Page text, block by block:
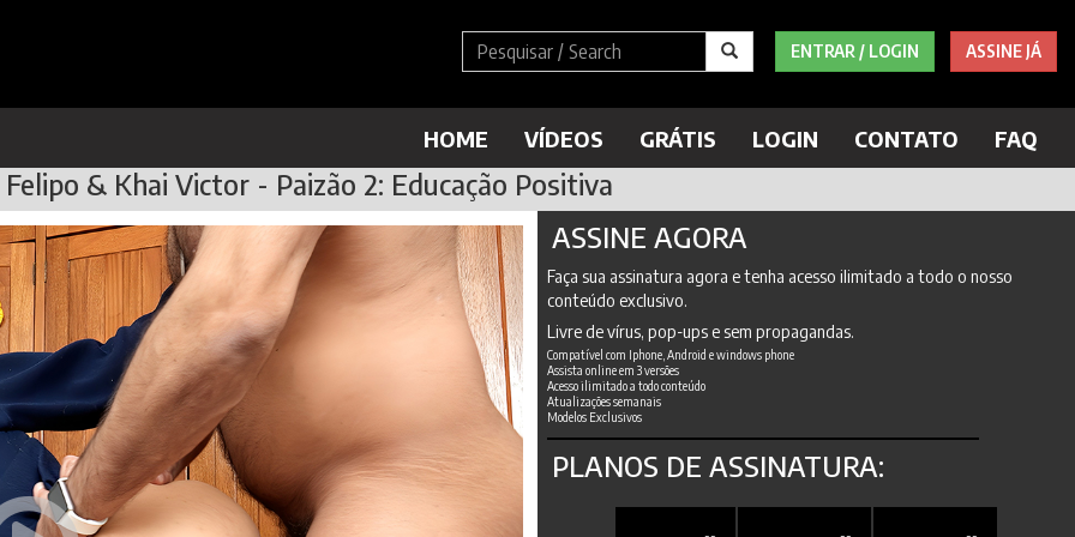
ENTRAR / LOGIN ASSINE JÁ
HOME VÍDEOS GRÁTIS LOGIN CONTATO FAQ
& Khai Victor - Paizão 2: Educação Positiva
ASSINE AGORA
Faça sua assinatura agora e tenha acesso ilimitado a todo o nosso
conteúdo exclusivo.
Livre de vírus, pop-ups e sem propagandas.
Compatível com Iphone, Android e windows phone
Assista online em 3 versões
Acesso ilimitado a todo conteúdo
Atualizações semanais
Modelos Exclusivos
PLANOS DE ASSINATURA: